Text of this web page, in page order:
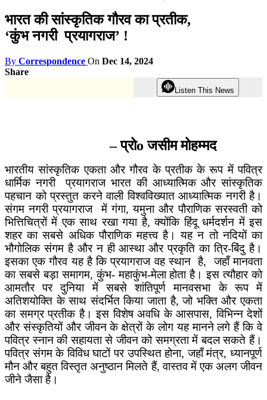
भारत की सांस्कृतिक गौरव का प्रतीक,
‘कुंभ नगरी प्रयागराज’ !
By Correspondence On Dec 14, 2024
Share
Listen This News
– प्रोo जसीम मोहम्मद
भारतीय सांस्कृतिक एकता और गौरव के प्रतीक के रूप में पवित्र
धार्मिक नगरी प्रयागराज भारत की आध्यात्मिक और सांस्कृतिक
पहचान को प्रस्तुत करने वाली विश्वविख्यात आध्यात्मिक नगरी है।
संगम नगरी प्रयागराज में गंगा, यमुना और पौराणिक सरस्वती को
भित्तिचित्रों में एक साथ रखा गया है, क्योंकि हिंदू धर्मदर्शन में इस
शहर का सबसे अधिक पौराणिक महत्त्व है। यह न तो नदियों का
भौगोलिक संगम है और न ही आस्था और प्रकृति का त्रि-बिंदु है।
इसका एक गौरव यह है कि प्रयागराज वह स्थान है, जहाँ मानवता
का सबसे बड़ा समागम, कुंभ- महाकुंभ-मेला होता है। इस त्यौहार को
आमतौर पर दुनिया में सबसे शांतिपूर्ण मानवसभा के रूप में
अतिशयोक्ति के साथ संदर्भित किया जाता है, जो भक्ति और एकता
का समग्र प्रतीक है। इस विशेष अवधि के आसपास, विभिन्न देशों
और संस्कृतियों और जीवन के क्षेत्रों के लोग यह मानने लगे हैं कि वे
पवित्र स्नान की सहायता से जीवन को समग्रता में बदल सकते हैं।
पवित्र संगम के विविध घाटों पर उपस्थित होना, जहाँ मंत्र, ध्यानपूर्ण
मौन और बहुत विस्तृत अनुष्ठान मिलते हैं, वास्तव में एक अलग जीवन
जीने जैसा है।